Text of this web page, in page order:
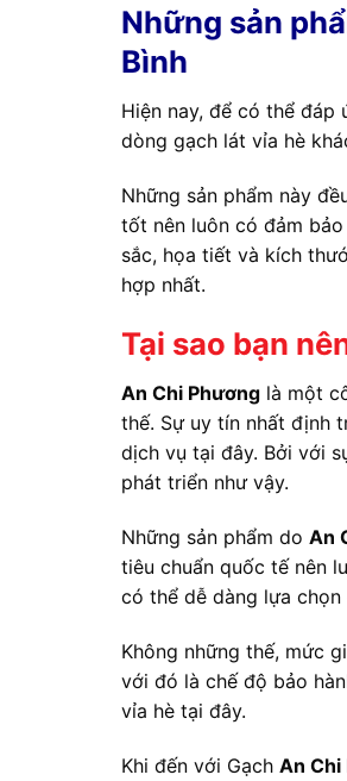
Những sản
Bình
Hiện nay, để có thể đáp
dòng gạch lát vỉa hè
Những sản phẩm này
tốt nên luôn có đảm
sắc, họa tiết và kích
hợp nhất.
Tại sao bạn
An Chi Phương là một
thế. Sự uy tín nhất định
dịch vụ tại đây. Bởi với
phát triển như vậy.
Những sản phẩm do An
tiêu chuẩn quốc tế nên
có thể dễ dàng lựa
Không những thế, mức
với đó là chế độ bảo
vỉa hè tại đây.
Khi đến với Gạch An Chi